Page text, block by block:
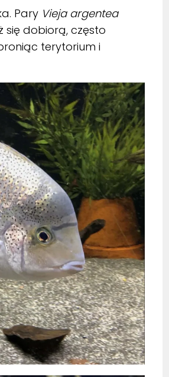
Pary Vieja argentea
się dobiorą, często
terytorium i